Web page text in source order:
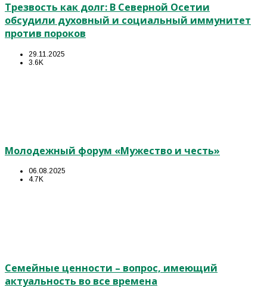
Трезвость как долг: В Северной Осетии
обсудили духовный и социальный иммунитет
против пороков
29.11.2025
3.6K
Молодежный форум «Мужество и честь»
06.08.2025
4.7K
Семейные ценности – вопрос, имеющий
актуальность во все времена